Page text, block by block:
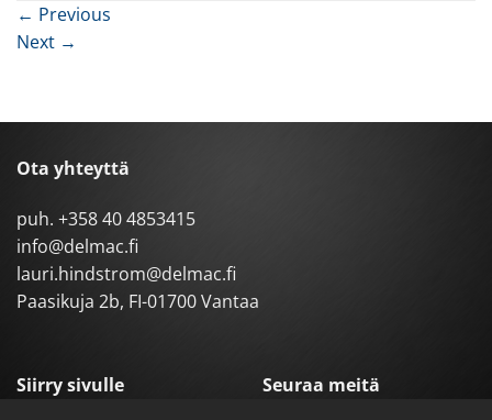
← Previous
Next →
Ota yhteyttä
puh. +358 40 4853415
info@delmac.fi
lauri.hindstrom@delmac.fi
Paasikuja 2b, FI-01700 Vantaa
Siirry sivulle Seuraa meitä